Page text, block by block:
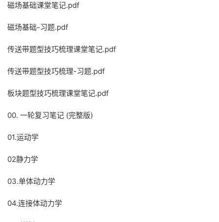
磁场基础课堂笔记.pdf
磁场基础-习题.pdf
传送带题型技巧梳理课堂笔记.pdf
传送带题型技巧梳理-习题.pdf
板块题型技巧梳理课堂笔记.pdf
00. 一轮复习笔记 (完整版)
01.运动学
02静力学
03.单体动力学
04.连接体动力学